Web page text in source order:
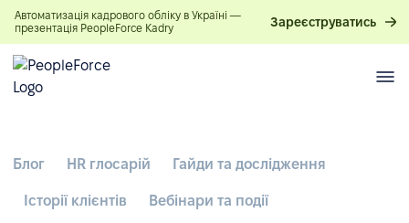
Автоматизація кадрового обліку в Україні —
презентація PeopleForce Kadry
Зареєструватись
Блог HR глосарій Гайди та дослідження
Історії клієнтів Вебінари та події